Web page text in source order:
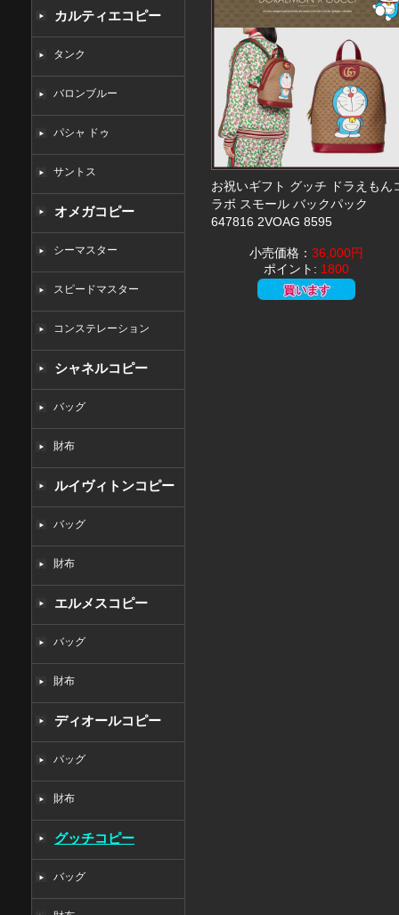
カルティエコピー
タンク
バロンブルー
パシャ ドゥ
サントス
オメガコピー
シーマスター
スピードマスター
コンステレーション
シャネルコピー
バッグ
財布
ルイヴィトンコピー
バッグ
財布
エルメスコピー
バッグ
財布
ディオールコピー
バッグ
財布
グッチコピー
バッグ
お祝いギフト グッチ ドラえもん
ラボ スモール バックパック
647816 2VOAG 8595
小売価格： 36,000円
ポイント: 1800